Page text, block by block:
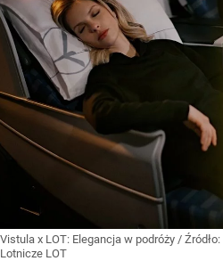
Vistula x LOT: Elegancja w podróży / Źródło:
Lotnicze LOT